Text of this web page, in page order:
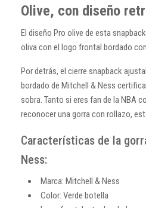
Olive, con diseño
El diseño Pro olive de esta
oliva con el logo frontal bordado
Por detrás, el cierre snapback
bordado de Mitchell & Ness
sobra. Tanto si eres fan de la NBA
reconocer una gorra con rollazo,
Características de la
Ness:
Marca: Mitchell & Ness
Color: Verde botella